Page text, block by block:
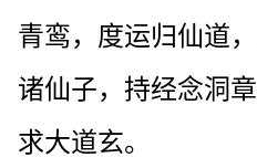
青鸾，度运归仙道
诸仙子，持经念洞
求大道玄。